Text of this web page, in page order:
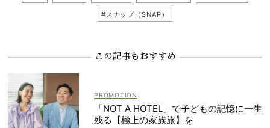
#スナップ（SNAP）
この記事もおすすめ
「NOT A HOTEL」で子どもの記憶に一生
残る【極上の家族旅】を